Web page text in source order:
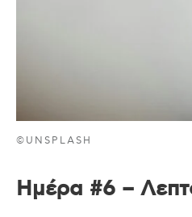
©UNSPLASH
Ημέρα #6 –